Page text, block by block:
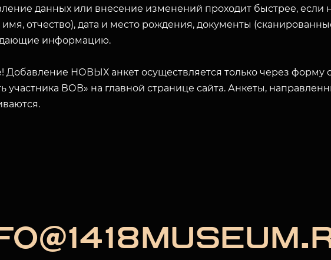
данных или внесение изменений проходит быстрее,
отчество), дата и место рождения, документы
информацию.
Добавление НОВЫХ анкет осуществляется только через форму
участника ВОВ» на главной странице сайта. Анкеты,